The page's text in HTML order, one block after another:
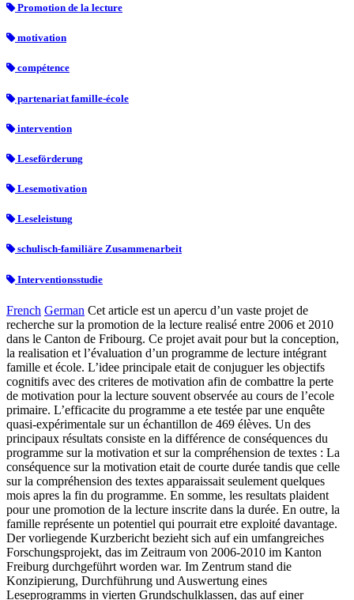
Promotion de la lecture
motivation
compétence
partenariat famille-école
intervention
Leseförderung
Lesemotivation
Leseleistung
schulisch-familiäre Zusammenarbeit
Interventionsstudie
French German Cet article est un apercu d’un vaste projet de
recherche sur la promotion de la lecture realisé entre 2006 et 2010
dans le Canton de Fribourg. Ce projet avait pour but la conception,
la realisation et l’évaluation d’un programme de lecture intégrant
famille et école. L’idee principale etait de conjuguer les objectifs
cognitifs avec des criteres de motivation afin de combattre la perte
de motivation pour la lecture souvent observée au cours de l’ecole
primaire. L’efficacite du programme a ete testée par une enquête
quasi-expérimentale sur un échantillon de 469 élèves. Un des
principaux résultats consiste en la différence de conséquences du
programme sur la motivation et sur la compréhension de textes : La
conséquence sur la motivation etait de courte durée tandis que celle
sur la compréhension des textes apparaissait seulement quelques
mois apres la fin du programme. En somme, les resultats plaident
pour une promotion de la lecture inscrite dans la durée. En outre, la
famille représente un potentiel qui pourrait etre exploité davantage.
Der vorliegende Kurzbericht bezieht sich auf ein umfangreiches
Forschungsprojekt, das im Zeitraum von 2006-2010 im Kanton
Freiburg durchgeführt worden war. Im Zentrum stand die
Konzipierung, Durchführung und Auswertung eines
Leseprogramms in vierten Grundschulklassen, das auf einer